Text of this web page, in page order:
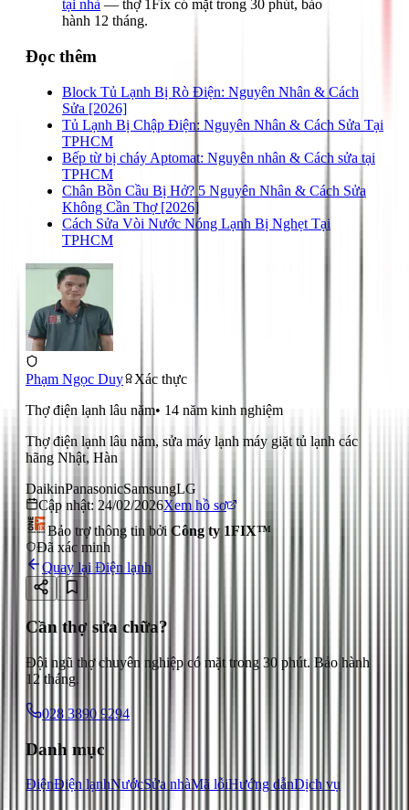
tại nhà — thợ 1Fix có mặt trong 30 phút, bảo
hành 12 tháng.
Đọc thêm
Block Tủ Lạnh Bị Rò Điện: Nguyên Nhân & Cách
Sửa [2026]
Tủ Lạnh Bị Chập Điện: Nguyên Nhân & Cách Sửa Tại
TPHCM
Bếp từ bị cháy Aptomat: Nguyên nhân & Cách sửa tại
TPHCM
Chân Bồn Cầu Bị Hở? 5 Nguyên Nhân & Cách Sửa
Không Cần Thợ [2026]
Cách Sửa Vòi Nước Nóng Lạnh Bị Nghẹt Tại
TPHCM
Phạm Ngọc Duy
Xác thực
Thợ điện lạnh lâu năm• 14 năm kinh nghiệm
Thợ điện lạnh lâu năm, sửa máy lạnh máy giặt tủ lạnh các
hãng Nhật, Hàn
DaikinPanasonicSamsungLG
Cập nhật: 24/02/2026Xem hồ sơ
Bảo trợ thông tin bởi Công ty 1FIX™
Đã xác minh
Quay lại Điện lạnh
Cần thợ sửa chữa?
Đội ngũ thợ chuyên nghiệp có mặt trong 30 phút. Bảo hành
12 tháng.
028 3890 9294
Danh mục
ĐiệnĐiện lạnhNướcSửa nhàMã lỗiHướng dẫnDịch vụ